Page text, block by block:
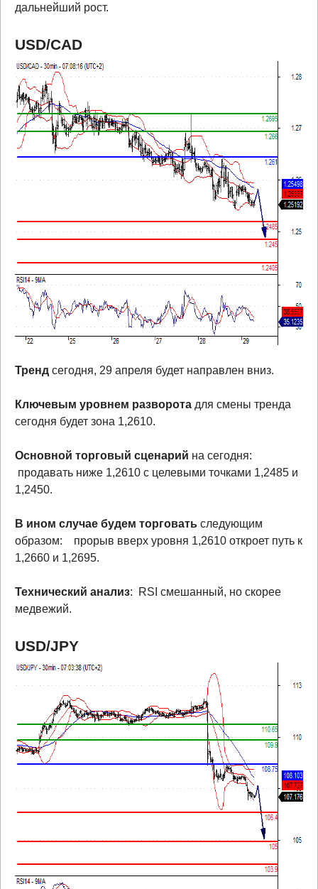
дальнейший рост.
USD/CAD
Тренд сегодня, 29 апреля будет направлен вниз.
Ключевым уровнем разворота для смены тренда
сегодня будет зона 1,2610.
Основной торговый сценарий на сегодня:
продавать ниже 1,2610 с целевыми точками 1,2485 и
1,2450.
В ином случае будем торговать следующим
образом: прорыв вверх уровня 1,2610 откроет путь к
1,2660 и 1,2695.
Технический анализ: RSI смешанный, но скорее
медвежий.
USD/JPY